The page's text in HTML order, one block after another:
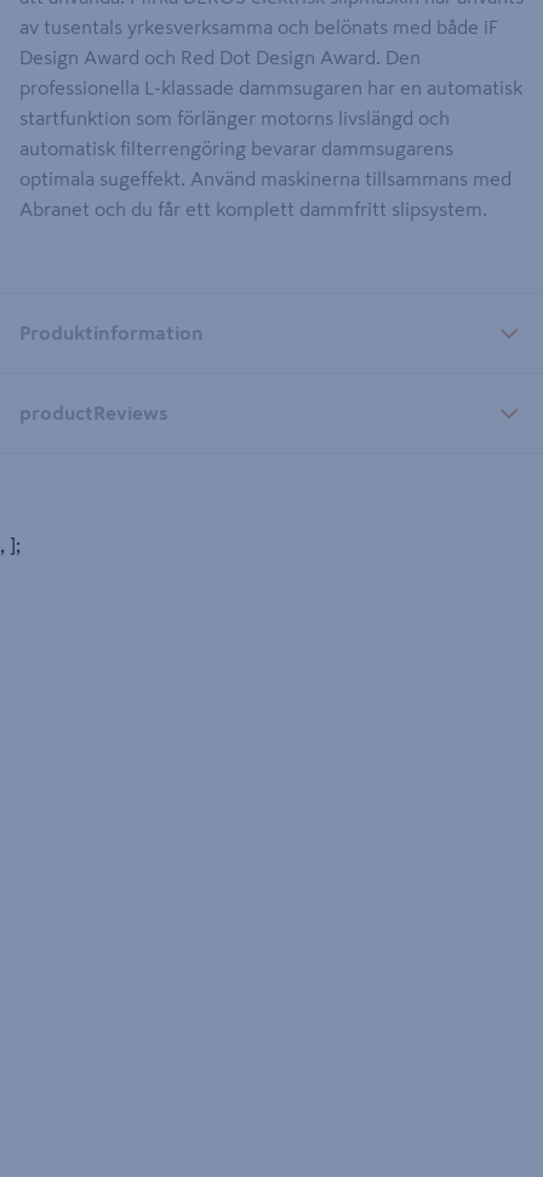
av tusentals yrkesverksamma och belönats med både iF
Design Award och Red Dot Design Award. Den
professionella L-klassade dammsugaren har en automatisk
startfunktion som förlänger motorns livslängd och
automatisk filterrengöring bevarar dammsugarens
optimala sugeffekt. Använd maskinerna tillsammans med
Abranet och du får ett komplett dammfritt slipsystem.
Produktinformation
productReviews
, ];